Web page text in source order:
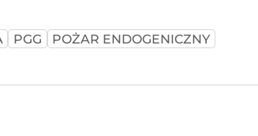
PGG POŻAR ENDOGENICZNY